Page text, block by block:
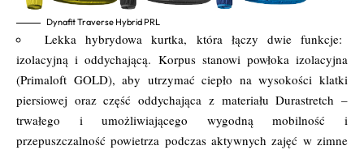
Dynafit Traverse Hybrid PRL
Lekka hybrydowa kurtka, która łączy dwie funkcje:
izolacyjną i oddychającą. Korpus stanowi powłoka izolacyjna
(Primaloft GOLD), aby utrzymać ciepło na wysokości klatki
piersiowej oraz część oddychająca z materiału Durastretch –
trwałego i umożliwiającego wygodną mobilność i
przepuszczalność powietrza podczas aktywnych zajęć w zimne